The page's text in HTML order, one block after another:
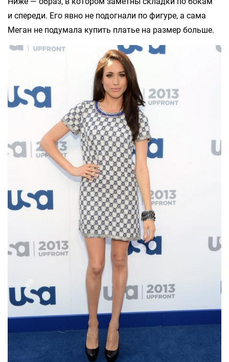
и спереди. Его явно не подогнали по фигуре, а сама
Меган не подумала купить платье на размер больше.